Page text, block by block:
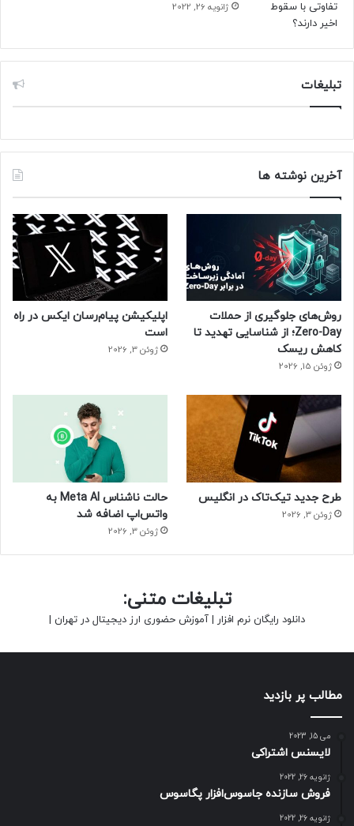
ژانویه 26, 2022
تبلیغات
آخرین نوشته ها
روش‌های جلوگیری از حملات
Zero-Day؛ از شناسایی تهدید تا
کاهش ریسک
ژوئن 15, 2026
اپلیکیشن پیام‌رسان ایکس در راه
است
ژوئن 3, 2026
طرح جدید تیک‌تاک در انگلیس
ژوئن 3, 2026
حالت ناشناس Meta AI به
واتس‌اپ اضافه شد
ژوئن 3, 2026
تبلیغات متنی:
دانلود رایگان نرم افزار | آموزش حضوری ارز دیجیتال در تهران |
مطالب پر بازدید
می 15, 2023
لایسنس اشتراکی
ژانویه 26, 2022
فروش سازنده جاسوس‌افزار پگاسوس
ژانویه 26, 2022